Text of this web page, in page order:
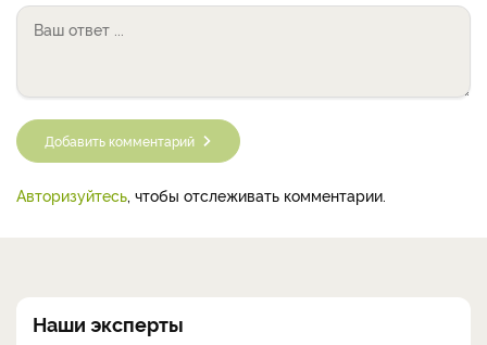
Добавить комментарий
Авторизуйтесь, чтобы отслеживать комментарии.
Наши эксперты